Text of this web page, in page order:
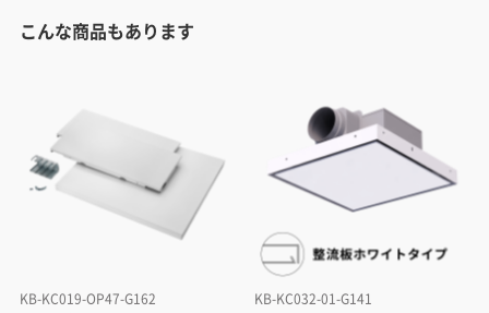
こんな商品もあります
KB-KC019-OP47-G162
KB-KC032-01-G141